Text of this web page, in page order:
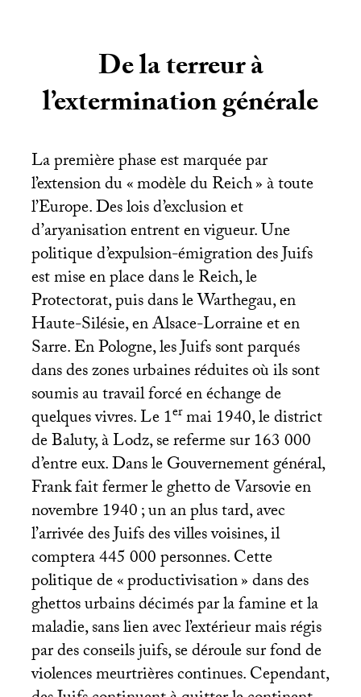
De la terreur à
l’extermination générale
La première phase est marquée par
l’extension du «modèle du Reich» à toute
l’Europe. Des lois d’exclusion et
d’aryanisation entrent en vigueur. Une
politique d’expulsion-émigration des Juifs
est mise en place dans le Reich, le
Protectorat, puis dans le Warthegau, en
Haute-Silésie, en Alsace-Lorraine et en
Sarre. En Pologne, les Juifs sont parqués
dans des zones urbaines réduites où ils sont
soumis au travail forcé en échange de
quelques vivres. Le 1ermai 1940, le district
de Baluty, à Lodz, se referme sur 163 000
d’entre eux. Dans le Gouvernement général,
Frank fait fermer le ghetto de Varsovie en
novembre 1940; un an plus tard, avec
l’arrivée des Juifs des villes voisines, il
comptera 445 000 personnes. Cette
politique de «productivisation» dans des
ghettos urbains décimés par la famine et la
maladie, sans lien avec l’extérieur mais régis
par des conseils juifs, se déroule sur fond de
violences meurtrières continues. Cependant,